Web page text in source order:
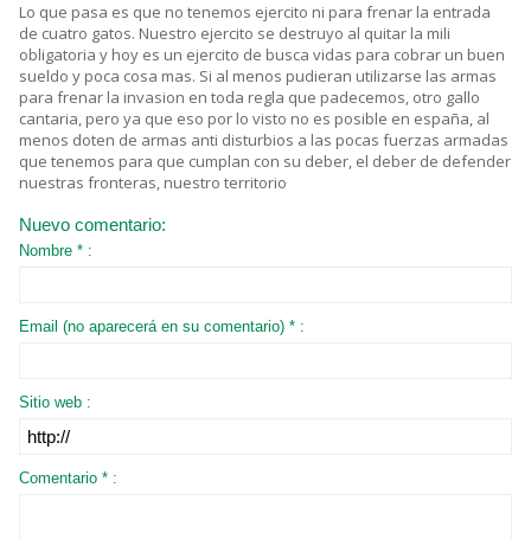
Lo que pasa es que no tenemos ejercito ni para frenar la entrada
de cuatro gatos. Nuestro ejercito se destruyo al quitar la mili
obligatoria y hoy es un ejercito de busca vidas para cobrar un buen
sueldo y poca cosa mas. Si al menos pudieran utilizarse las armas
para frenar la invasion en toda regla que padecemos, otro gallo
cantaria, pero ya que eso por lo visto no es posible en españa, al
menos doten de armas anti disturbios a las pocas fuerzas armadas
que tenemos para que cumplan con su deber, el deber de defender
nuestras fronteras, nuestro territorio
Nuevo comentario:
Nombre * :
Email (no aparecerá en su comentario) * :
Sitio web :
Comentario * :